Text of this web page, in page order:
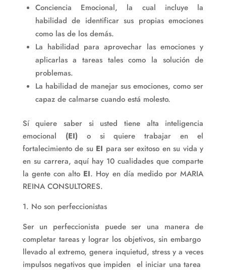
Conciencia Emocional, la cual incluye la
habilidad de identificar sus propias emociones
como las de los demás.
La habilidad para aprovechar las emociones y
aplicarlas a tareas tales como la solución de
problemas.
La habilidad de manejar sus emociones, como ser
capaz de calmarse cuando está molesto.
Sí quiere saber si usted tiene alta inteligencia
emocional (EI) o si quiere trabajar en el
fortalecimiento de su EI para ser exitoso en su vida y
en su carrera, aquí hay 10 cualidades que comparte
la gente con alto EI. Hoy en día medido por MARIA
REINA CONSULTORES.
1. No son perfeccionistas
Ser un perfeccionista puede ser una manera de
completar tareas y lograr los objetivos, sin embargo
llevado al extremo, genera inquietud, stress y a veces
impulsos negativos que impiden el iniciar una tarea